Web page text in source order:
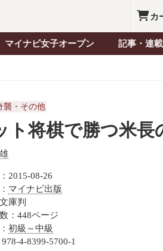
カ
マイナビ女子オープン 記事・連載
襲・その他
ト将棋で勝つ米長
2015-08-26
マイナビ出版
庫判
：448ページ
初級～中級
4-8399-5700-1